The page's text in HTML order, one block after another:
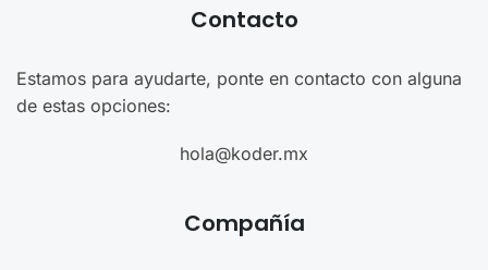
Contacto
Estamos para ayudarte, ponte en contacto con alguna
de estas opciones:
hola@koder.mx
Compañía